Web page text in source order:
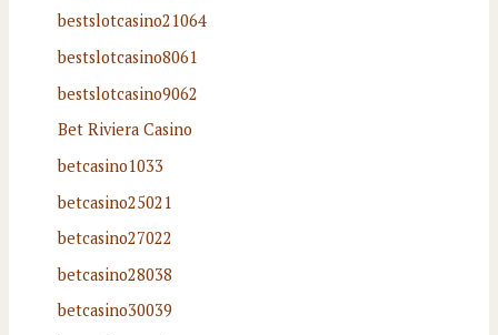
bestslotcasino21064
bestslotcasino8061
bestslotcasino9062
Bet Riviera Casino
betcasino1033
betcasino25021
betcasino27022
betcasino28038
betcasino30039